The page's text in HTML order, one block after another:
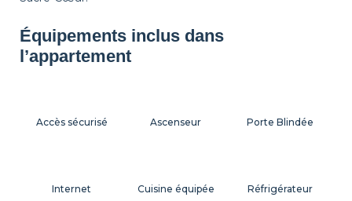
Équipements inclus dans
l’appartement
Internet Cuisine équipée Réfrigérateur
Accès sécurisé Ascenseur Porte Blindée